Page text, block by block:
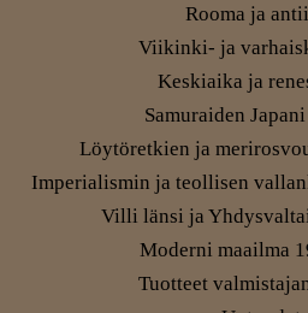
Rooma ja
Viikinki- ja
Keskiaika ja
Samuraiden
Löytöretkien ja
Imperialismin ja teollisen
Villi länsi ja
Moderni maailma
Tuotteet